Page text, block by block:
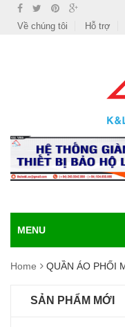
Về chúng tôi
Hỗ trợ
MENU
Home QUẦN ÁO PHỐI
SẢN PHẨM MỚI